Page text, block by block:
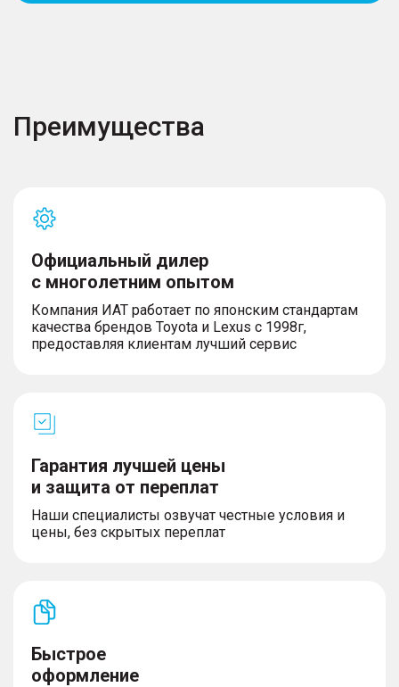
Преимущества
Официальный дилер
с многолетним опытом
Компания ИАТ работает по японским стандартам
качества брендов Toyota и Lexus с 1998г,
предоставляя клиентам лучший сервис
Гарантия лучшей цены
и защита от переплат
Наши специалисты озвучат честные условия и
цены, без скрытых переплат
Быстрое
оформление